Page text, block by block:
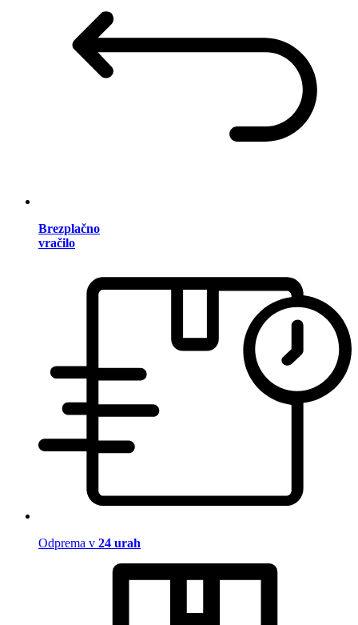
Brezplačno
vračilo
Odprema v 24 urah